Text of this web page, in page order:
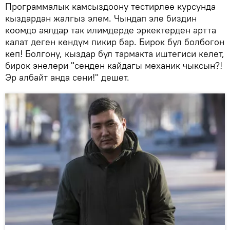
Программалык камсыздоону тестирлөө курсунда
кыздардан жалгыз элем. Чындап эле биздин
коомдо аялдар так илимдерде эркектерден артта
калат деген көндүм пикир бар. Бирок бул болбогон
кеп! Болгону, кыздар бул тармакта иштегиси келет,
бирок энелери "сенден кайдагы механик чыксын?!
Эр албайт анда сени!" дешет.